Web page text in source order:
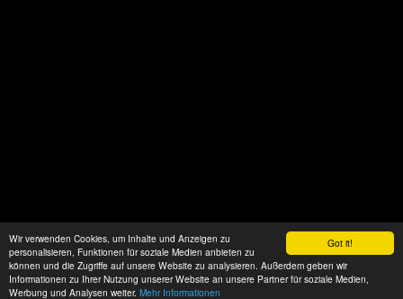
Got it!
Wir verwenden Cookies, um Inhalte und Anzeigen zu
personalisieren, Funktionen für soziale Medien anbieten zu
können und die Zugriffe auf unsere Website zu analysieren. Außerdem geben wir
Informationen zu Ihrer Nutzung unserer Website an unsere Partner für soziale Medien,
Werbung und Analysen weiter. Mehr Informationen